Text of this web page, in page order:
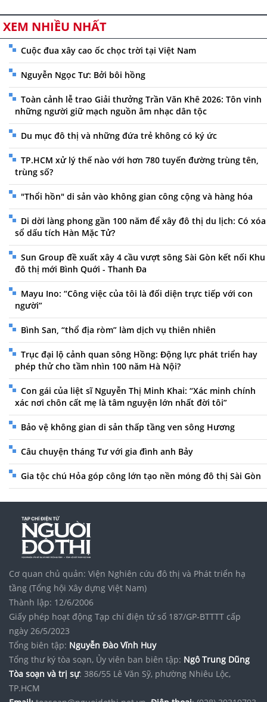
XEM NHIỀU NHẤT
Cuộc đua xây cao ốc chọc trời tại Việt Nam
Nguyễn Ngọc Tư: Bởi bôi hồng
Toàn cảnh lễ trao Giải thưởng Trần Văn Khê 2026: Tôn vinh
những người giữ mạch nguồn âm nhạc dân tộc
Du mục đô thị và những đứa trẻ không có ký ức
TP.HCM xử lý thế nào với hơn 780 tuyến đường trùng tên,
trùng số?
"Thổi hồn" di sản vào không gian công cộng và hàng hóa
Di dời làng phong gần 100 năm để xây đô thị du lịch: Có xóa
sổ dấu tích Hàn Mặc Tử?
Sun Group đề xuất xây 4 cầu vượt sông Sài Gòn kết nối Khu
đô thị mới Bình Quới - Thanh Đa
Mayu Ino: “Công việc của tôi là đối diện trực tiếp với con
người”
Bình San, “thổ địa ròm” làm dịch vụ thiên nhiên
Trục đại lộ cảnh quan sông Hồng: Động lực phát triển hay
phép thử cho tầm nhìn 100 năm Hà Nội?
Con gái của liệt sĩ Nguyễn Thị Minh Khai: “Xác minh chính
xác nơi chôn cất mẹ là tâm nguyện lớn nhất đời tôi”
Bảo vệ không gian di sản thấp tầng ven sông Hương
Câu chuyện tháng Tư với gia đình anh Bảy
Gia tộc chú Hỏa góp công lớn tạo nền móng đô thị Sài Gòn
Cơ quan chủ quản: Viện Nghiên cứu đô thị và Phát triển hạ
tầng (Tổng hội Xây dựng Việt Nam)
Thành lập: 12/6/2006
Giấy phép hoạt động Tạp chí điện tử số 187/GP-BTTTT cấp
ngày 26/5/2023
Tổng biên tập: Nguyễn Đào Vĩnh Huy
Tổng thư ký tòa soạn, Ủy viên ban biên tập: Ngô Trung Dũng
Tòa soạn và trị sự: 386/55 Lê Văn Sỹ, phường Nhiêu Lộc,
TP.HCM